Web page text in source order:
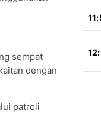
sempat
dengan
patroli